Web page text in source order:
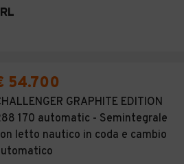
54.700
GRAPHITE EDITION
170 automatic - Semintegrale
letto nautico in coda e cambio